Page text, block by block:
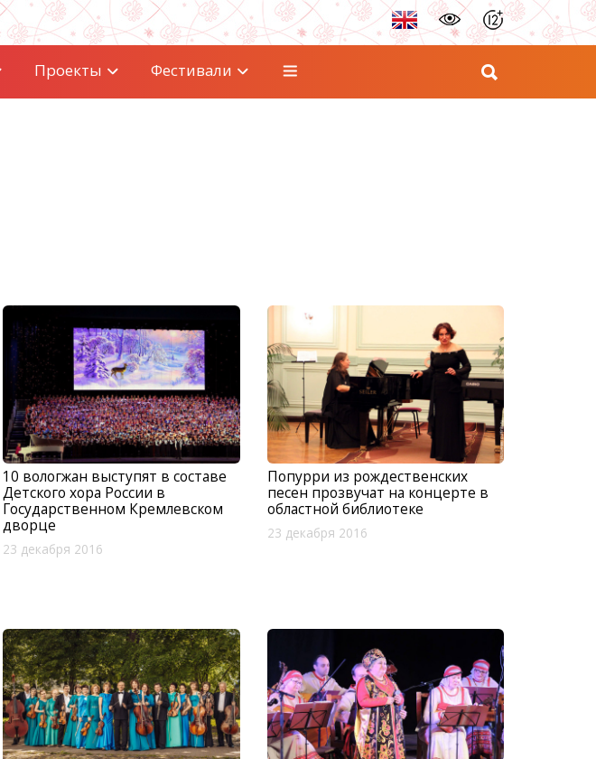
Проекты Фестивали
10 вологжан выступят в составе
Детского хора России в
Государственном Кремлевском
дворце
23 декабря 2016
Попурри из рождественских
песен прозвучат на концерте в
областной библиотеке
23 декабря 2016